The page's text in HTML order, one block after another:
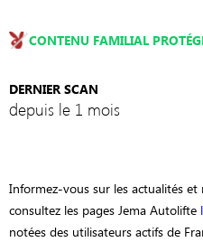
CONTENU FAMILIAL
DERNIER SCAN
depuis le 1 mois
Informez-vous sur les actualités
consultez les pages Jema Autolifte
notées des utilisateurs actifs de